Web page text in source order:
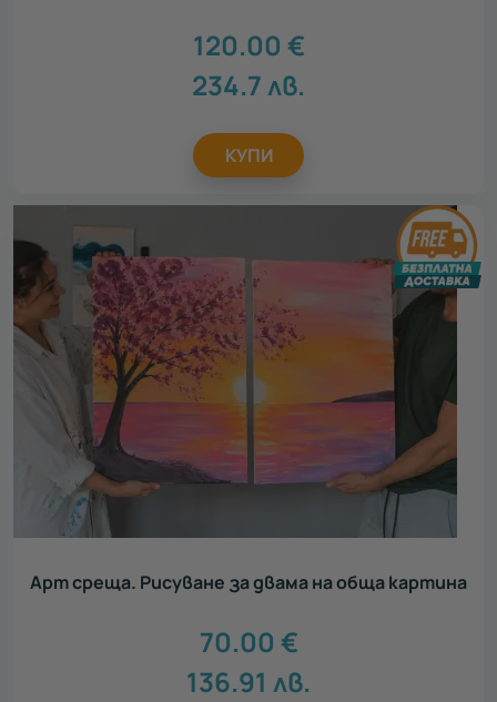
120.00 €
234.7лв.
КУПИ
Арт среща. Рисуване за двама на обща картина
70.00 €
136.91 лв.